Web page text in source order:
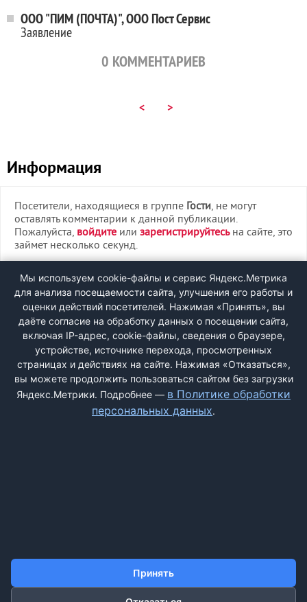
ООО "ПИМ (ПОЧТА)", ООО Пост Сервис
Заявление
0 КОММЕНТАРИЕВ
< >
Информация
Посетители, находящиеся в группе Гости, не могут
оставлять комментарии к данной публикации.
Пожалуйста, войдите или зарегистрируйтесьна сайте, это
займет несколько секунд.
ВХОД
РЕГИСТРАЦИЯ
Быстрая регистрациячерез соцсети:
ПОЛИТИКА ОБРАБОТКИ ПЕРСОНАЛЬНЫХ ДАННЫХ
Мы используем cookie-файлы и сервис Яндекс.Метрика
для анализа посещаемости сайта, улучшения его работы и
оценки действий посетителей. Нажимая «Принять», вы
даёте согласие на обработку данных о посещении сайта,
включая IP-адрес, cookie-файлы, сведения о браузере,
устройстве, источнике перехода, просмотренных
страницах и действиях на сайте. Нажимая «Отказаться»,
вы можете продолжить пользоваться сайтом без загрузки
Яндекс.Метрики. Подробнее — в Политике обработки
персональных данных.
Принять